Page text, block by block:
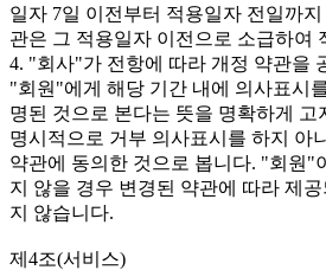
일자 7일 이전부터 적용일자 전일까
관은 그 적용일자 이전으로 소급하여
4. "회사"가 전항에 따라 개정 약관을
"회원"에게 해당 기간 내에 의사표시
명된 것으로 본다는 뜻을 명확하게 고
명시적으로 거부 의사표시를 하지 아
약관에 동의한 것으로 봅니다. "회원"
지 않을 경우 변경된 약관에 따라 제
지 않습니다.
제4조(서비스)